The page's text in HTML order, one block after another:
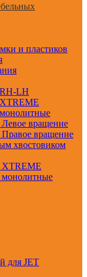
и пластиков
LH
вращение
вращение
хвостовиком
XTREME
монолитные
для JET